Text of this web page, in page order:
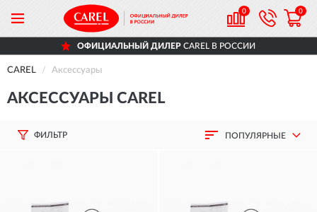
0 0
ОФИЦИАЛЬНЫЙ ДИЛЕРCAREL В РОССИИ
CAREL Аксессуары
АКСЕССУАРЫ CAREL
ФИЛЬТР ПОПУЛЯРНЫЕ